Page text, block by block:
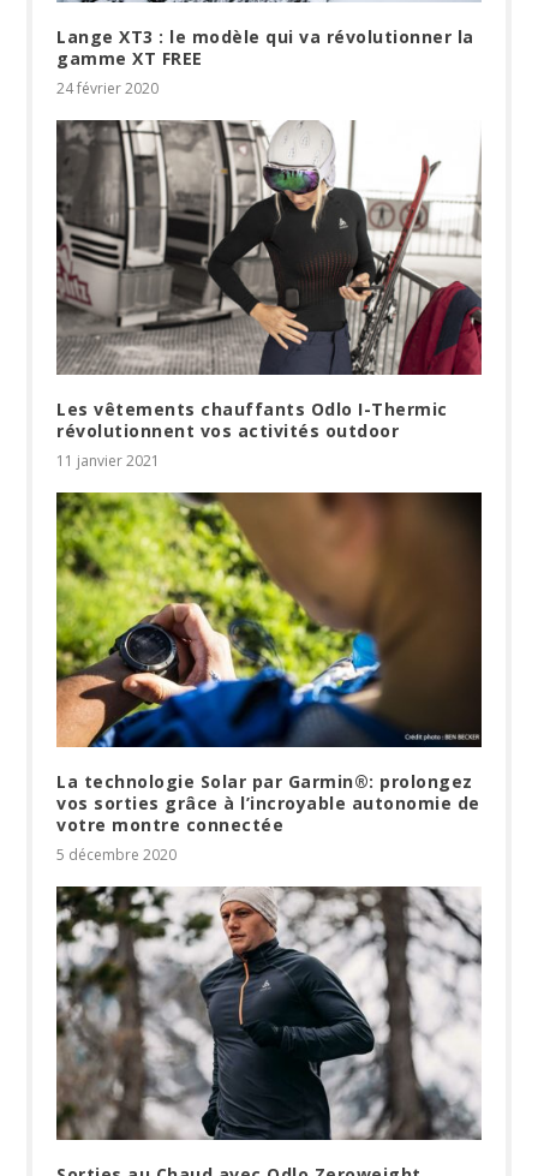
Lange XT3 : le modèle qui va révolutionner la
gamme XT FREE
24 février 2020
Les vêtements chauffants Odlo I-Thermic
révolutionnent vos activités outdoor
11 janvier 2021
La technologie Solar par Garmin®: prolongez
vos sorties grâce à l’incroyable autonomie de
votre montre connectée
5 décembre 2020